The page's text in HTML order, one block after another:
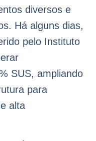
diversos e
Há alguns dias,
pelo Instituto
SUS, ampliando
para
alta